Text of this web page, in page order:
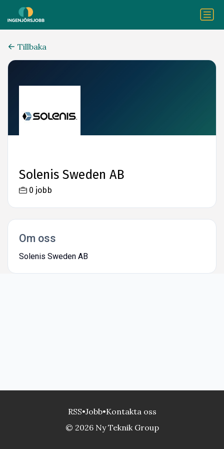
Tillbaka
Solenis Sweden AB
0 jobb
Om oss
Solenis Sweden AB
RSS•Jobb•Kontakta oss
© 2026 Ny Teknik Group